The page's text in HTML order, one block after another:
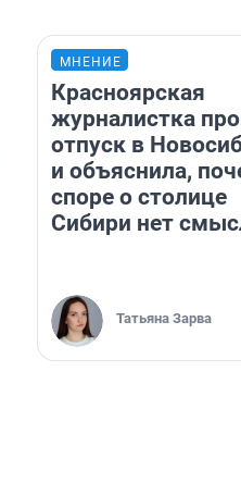
МНЕНИЕ
Красноярская
журналистка
отпуск в
и объяснила,
споре о столице
Сибири нет
Татьяна Зарва